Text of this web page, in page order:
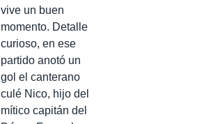
vive un buen
momento. Detalle
curioso, en ese
partido anotó un
gol el canterano
culé Nico, hijo del
mítico capitán del